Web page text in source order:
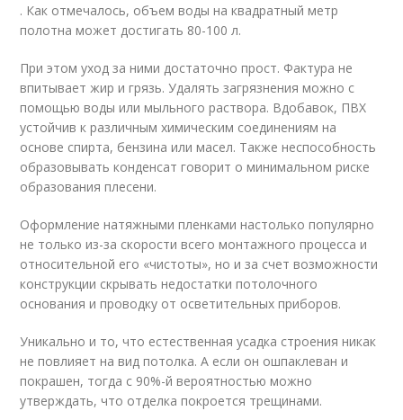
. Как отмечалось, объем воды на квадратный метр
полотна может достигать 80-100 л.
При этом уход за ними достаточно прост. Фактура не
впитывает жир и грязь. Удалять загрязнения можно с
помощью воды или мыльного раствора. Вдобавок, ПВХ
устойчив к различным химическим соединениям на
основе спирта, бензина или масел. Также неспособность
образовывать конденсат говорит о минимальном риске
образования плесени.
Оформление натяжными пленками настолько популярно
не только из-за скорости всего монтажного процесса и
относительной его «чистоты», но и за счет возможности
конструкции скрывать недостатки потолочного
основания и проводку от осветительных приборов.
Уникально и то, что естественная усадка строения никак
не повлияет на вид потолка. А если он ошпаклеван и
покрашен, тогда с 90%-й вероятностью можно
утверждать, что отделка покроется трещинами.